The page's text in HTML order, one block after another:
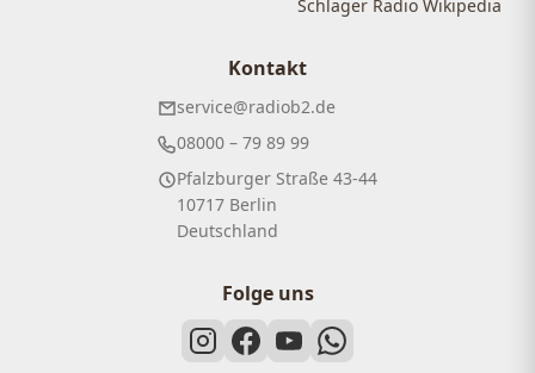
Schlager Radio Wikipedia
Kontakt
service@radiob2.de
08000 – 79 89 99
Pfalzburger Straße 43-44
10717 Berlin
Deutschland
Folge uns